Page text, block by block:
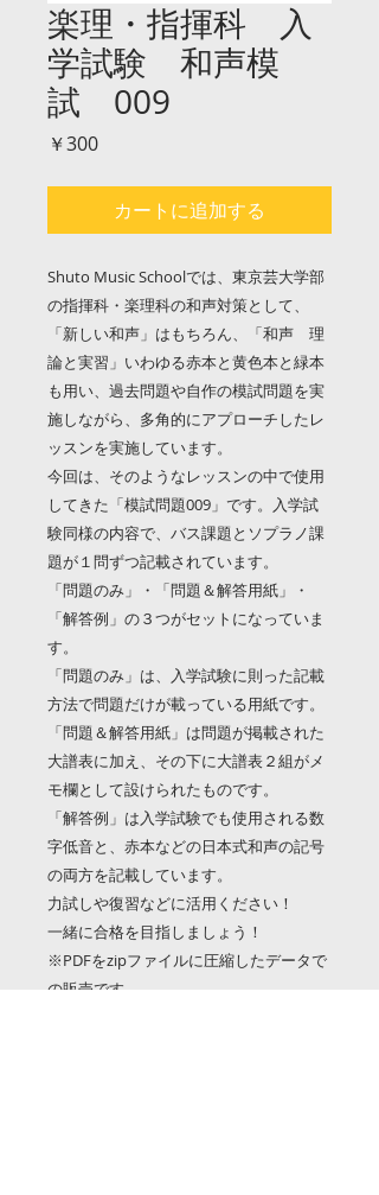
楽理・指揮科 入
学試験 和声模
試 009
￥300価
カートに追加する
Shuto Music Schoolでは、東京芸大学部
の指揮科・楽理科の和声対策として、
「新しい和声」はもちろん、「和声 理
論と実習」いわゆる赤本と黄色本と緑本
も用い、過去問題や自作の模試問題を実
施しながら、多角的にアプローチしたレ
ッスンを実施しています。
今回は、そのようなレッスンの中で使用
してきた「模試問題009」です。入学試
験同様の内容で、バス課題とソプラノ課
題が１問ずつ記載されています。
「問題のみ」・「問題＆解答用紙」・
「解答例」の３つがセットになっていま
す。
「問題のみ」は、入学試験に則った記載
方法で問題だけが載っている用紙です。
「問題＆解答用紙」は問題が掲載された
大譜表に加え、その下に大譜表２組がメ
モ欄として設けられたものです。
「解答例」は入学試験でも使用される数
字低音と、赤本などの日本式和声の記号
の両方を記載しています。
力試しや復習などに活用ください！
一緒に合格を目指しましょう！
※PDFをzipファイルに圧縮したデータで
の販売です。